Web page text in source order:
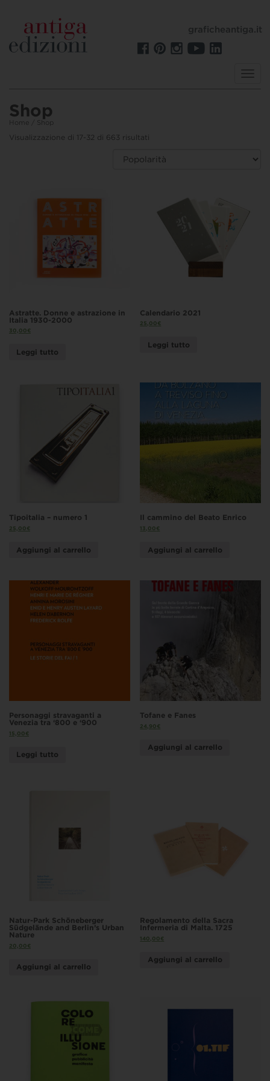
graficheantiga.it
Shop
Home / Shop
Visualizzazione di 17-32 di 663 risultati
Astratte. Donne e astrazione in
Italia 1930-2000
30,00€
Leggi tutto
Calendario 2021
25,00€
Leggi tutto
Tipoitalia – numero 1
25,00€
Aggiungi al carrello
Il cammino del Beato Enrico
13,00€
Aggiungi al carrello
Personaggi stravaganti a
Venezia tra ‘800 e ‘900
15,00€
Leggi tutto
Tofane e Fanes
24,90€
Aggiungi al carrello
Natur-Park Schöneberger
Südgelände and Berlin’s Urban
Nature
20,00€
Aggiungi al carrello
Regolamento della Sacra
Infermeria di Malta. 1725
140,00€
Aggiungi al carrello